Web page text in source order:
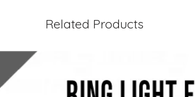
Related Products